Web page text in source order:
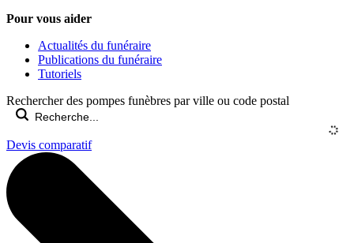
Pour vous aider
Actualités du funéraire
Publications du funéraire
Tutoriels
Rechercher des pompes funèbres par ville ou code postal
Devis comparatif